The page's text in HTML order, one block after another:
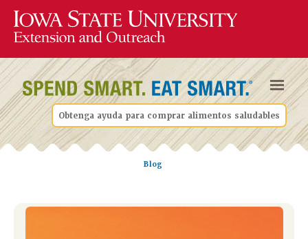
Obtenga ayuda para comprar alimentos saludables
Blog